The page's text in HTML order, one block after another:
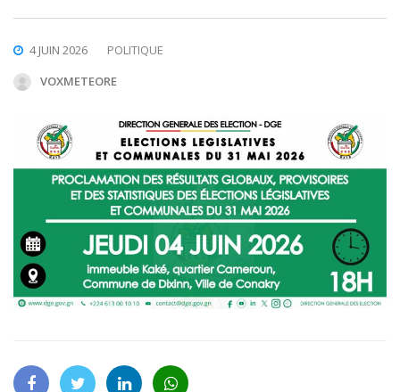
4 JUIN 2026
POLITIQUE
VOXMETEORE